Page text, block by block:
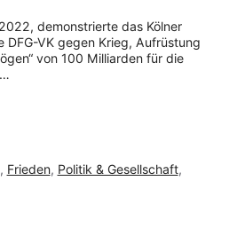
demonstrierte das Kölner
DFG-VK gegen Krieg, Aufrüstung
von 100 Milliarden für die
, Frieden, Politik & Gesellschaft,